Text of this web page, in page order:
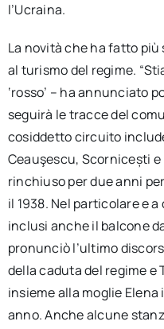
l’Ucraina.
La novità che ha fatto più
al turismo del regime.
‘rosso’ – ha annunciato
seguirà le tracce del
cosiddetto circuito
Ceauşescu, Scornicești
rinchiuso per due anni
il 1938. Nel particolare e
inclusi anche il balcone
pronunciò l’ultimo
della caduta del regime
insieme alla moglie
anno. Anche alcune